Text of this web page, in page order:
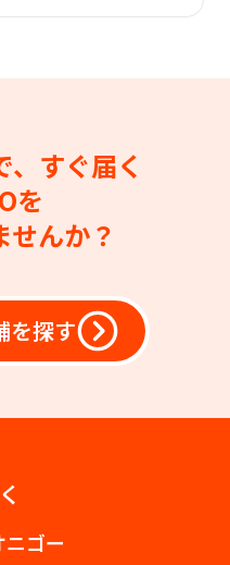
、すぐ届く
を
せんか？
を探す
ニゴー